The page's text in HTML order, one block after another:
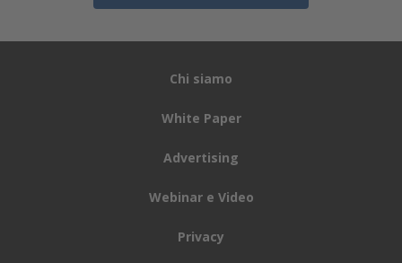
Chi siamo
White Paper
Advertising
Webinar e Video
Privacy